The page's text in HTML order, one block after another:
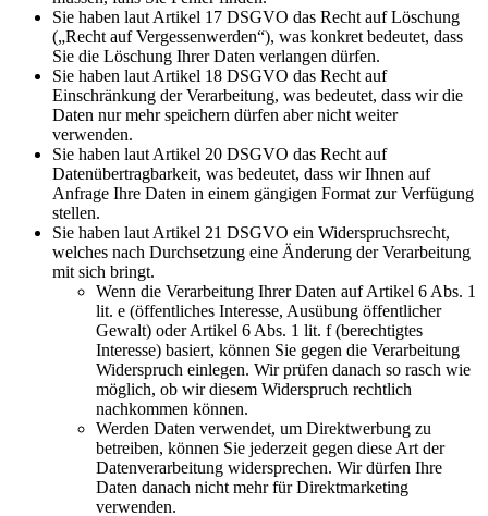
Sie haben laut Artikel 17 DSGVO das Recht auf Löschung
(„Recht auf Vergessenwerden“), was konkret bedeutet, dass
Sie die Löschung Ihrer Daten verlangen dürfen.
Sie haben laut Artikel 18 DSGVO das Recht auf
Einschränkung der Verarbeitung, was bedeutet, dass wir die
Daten nur mehr speichern dürfen aber nicht weiter
verwenden.
Sie haben laut Artikel 20 DSGVO das Recht auf
Datenübertragbarkeit, was bedeutet, dass wir Ihnen auf
Anfrage Ihre Daten in einem gängigen Format zur Verfügung
stellen.
Sie haben laut Artikel 21 DSGVO ein Widerspruchsrecht,
welches nach Durchsetzung eine Änderung der Verarbeitung
mit sich bringt.
Wenn die Verarbeitung Ihrer Daten auf Artikel 6 Abs. 1
lit. e (öffentliches Interesse, Ausübung öffentlicher
Gewalt) oder Artikel 6 Abs. 1 lit. f (berechtigtes
Interesse) basiert, können Sie gegen die Verarbeitung
Widerspruch einlegen. Wir prüfen danach so rasch wie
möglich, ob wir diesem Widerspruch rechtlich
nachkommen können.
Werden Daten verwendet, um Direktwerbung zu
betreiben, können Sie jederzeit gegen diese Art der
Datenverarbeitung widersprechen. Wir dürfen Ihre
Daten danach nicht mehr für Direktmarketing
verwenden.